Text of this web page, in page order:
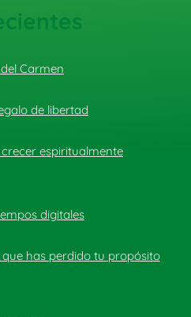
Carmen
de libertad
espiritualmente
digitales
has perdido tu propósito